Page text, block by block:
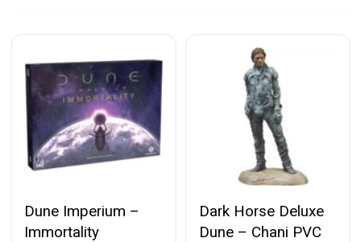
Dune Imperium –
Immortality
Dark Horse Deluxe
Dune – Chani PVC